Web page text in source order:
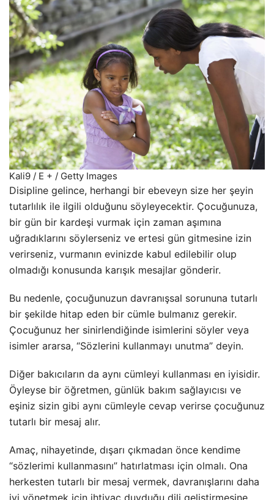
Kali9 / E + / Getty Images
Disipline gelince, herhangi bir ebeveyn size her şeyin
tutarlılık ile ilgili olduğunu söyleyecektir. Çocuğunuza,
bir gün bir kardeşi vurmak için zaman aşımına
uğradıklarını söylerseniz ve ertesi gün gitmesine izin
verirseniz, vurmanın evinizde kabul edilebilir olup
olmadığı konusunda karışık mesajlar gönderir.
Bu nedenle, çocuğunuzun davranışsal sorununa tutarlı
bir şekilde hitap eden bir cümle bulmanız gerekir.
Çocuğunuz her sinirlendiğinde isimlerini söyler veya
isimler ararsa, “Sözlerini kullanmayı unutma” deyin.
Diğer bakıcıların da aynı cümleyi kullanması en iyisidir.
Öyleyse bir öğretmen, günlük bakım sağlayıcısı ve
eşiniz sizin gibi aynı cümleyle cevap verirse çocuğunuz
tutarlı bir mesaj alır.
Amaç, nihayetinde, dışarı çıkmadan önce kendime
“sözlerimi kullanmasını” hatırlatması için olmalı. Ona
herkesten tutarlı bir mesaj vermek, davranışlarını daha
iyi yönetmek için ihtiyaç duyduğu dili geliştirmesine